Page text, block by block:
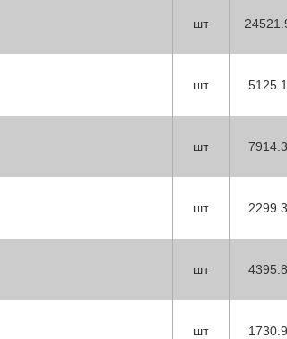
шт
шт
шт
шт
шт
шт